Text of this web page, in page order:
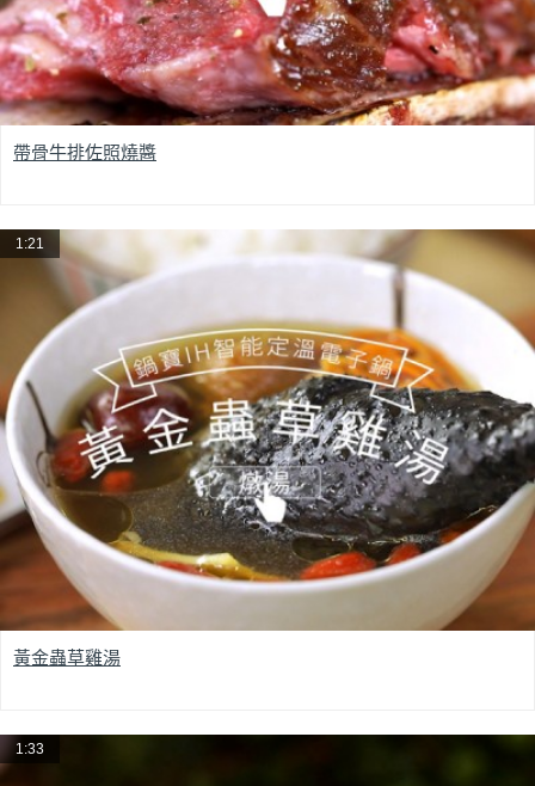
帶骨牛排佐照燒醬
1:21
黃金蟲草雞湯
1:33